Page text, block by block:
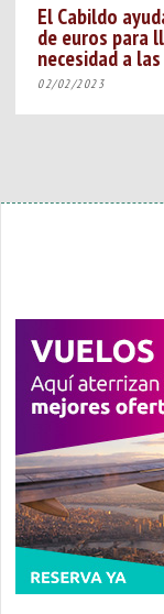
El Cabildo
de euros para
necesidad a
02/02/2023